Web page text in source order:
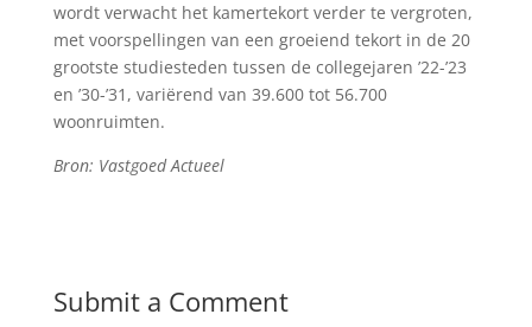
wordt verwacht het kamertekort verder te vergroten,
met voorspellingen van een groeiend tekort in de 20
grootste studiesteden tussen de collegejaren ’22-’23
en ’30-’31, variërend van 39.600 tot 56.700
woonruimten.
Bron: Vastgoed Actueel
Submit a Comment